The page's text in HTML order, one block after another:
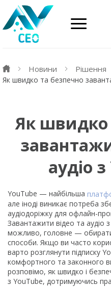
Новини Рішення
Як швидко та безпечно
Як швидко
аудіо
YouTube — найбільша
але іноді виникає потреба
аудіодоріжку для офлайн-
Завантажити відео та аудіо
можливо, головне — обирати
способи. Якщо ви часто
варто розглянути підписку
комфортного та законного
розповімо, як швидко і
з YouTube, дотримуючись